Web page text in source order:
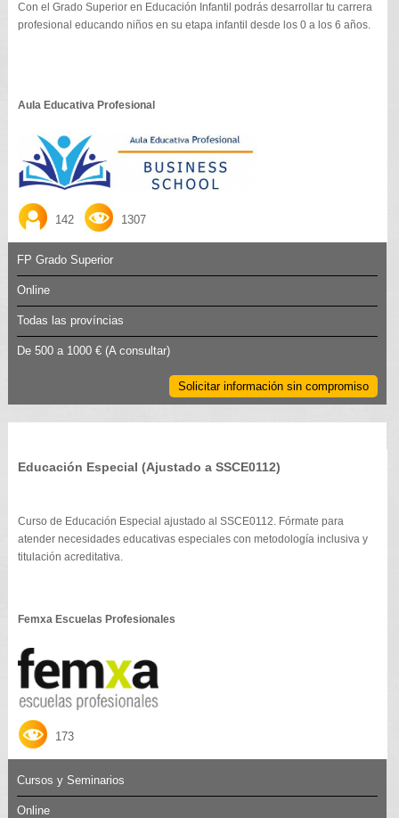
Con el Grado Superior en Educación Infantil podrás desarrollar tu carrera
profesional educando niños en su etapa infantil desde los 0 a los 6 años.
Aula Educativa Profesional
142 1307
FP Grado Superior
Online
Todas las províncias
De 500 a 1000 €(A consultar)
Solicitar información sin compromiso
Educación Especial (Ajustado a SSCE0112)
Curso de Educación Especial ajustado al SSCE0112. Fórmate para
atender necesidades educativas especiales con metodología inclusiva y
titulación acreditativa.
Femxa Escuelas Profesionales
173
Cursos y Seminarios
Online